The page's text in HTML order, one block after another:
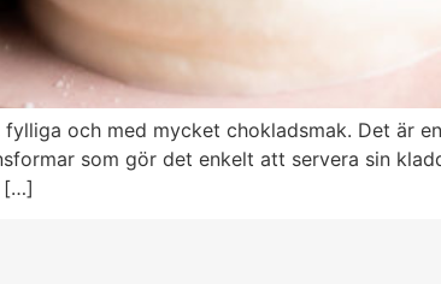
och med mycket chokladsmak. Det är
som gör det enkelt att servera sin
[…]